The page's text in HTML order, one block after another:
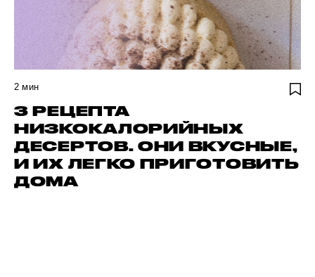
2 мин
3 РЕЦЕПТА
НИЗКОКАЛОРИЙНЫХ
ДЕСЕРТОВ. ОНИ ВКУСНЫЕ,
И ИХ ЛЕГКО ПРИГОТОВИТЬ
ДОМА